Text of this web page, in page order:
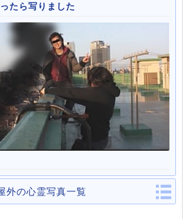
たら写りました
外の心霊写真一覧